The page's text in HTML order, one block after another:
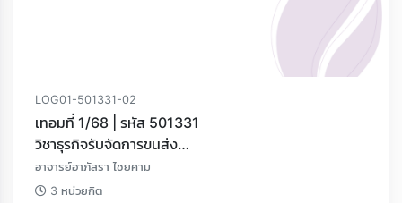
LOG01-501331-02
เทอมที่ 1/68 | รหัส 501331
วิชาธุรกิจรับจัดการขนส่ง
และการขนส่งต่อเนื่องหลายรูปแบบ
อาจารย์อาภัสรา ไชยคาม
3 หน่วยกิต